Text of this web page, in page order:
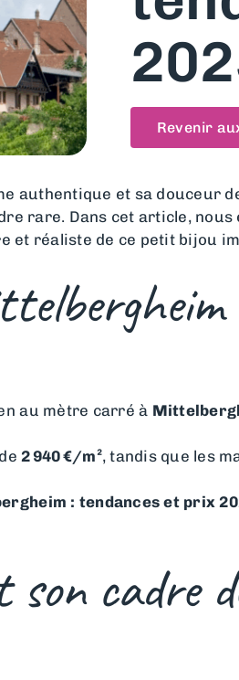
Revenir
authentique et sa douceur
rare. Dans cet article, nous
et réaliste de ce petit bijou
au mètre carré à
2 940 €/m², tandis que les
: tendances et prix
cadre